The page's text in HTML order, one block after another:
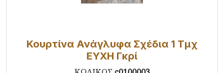
Κουρτίνα Ανάγλυφα Σχέδια 1 Τμχ
ΕΥΧΗ Γκρί